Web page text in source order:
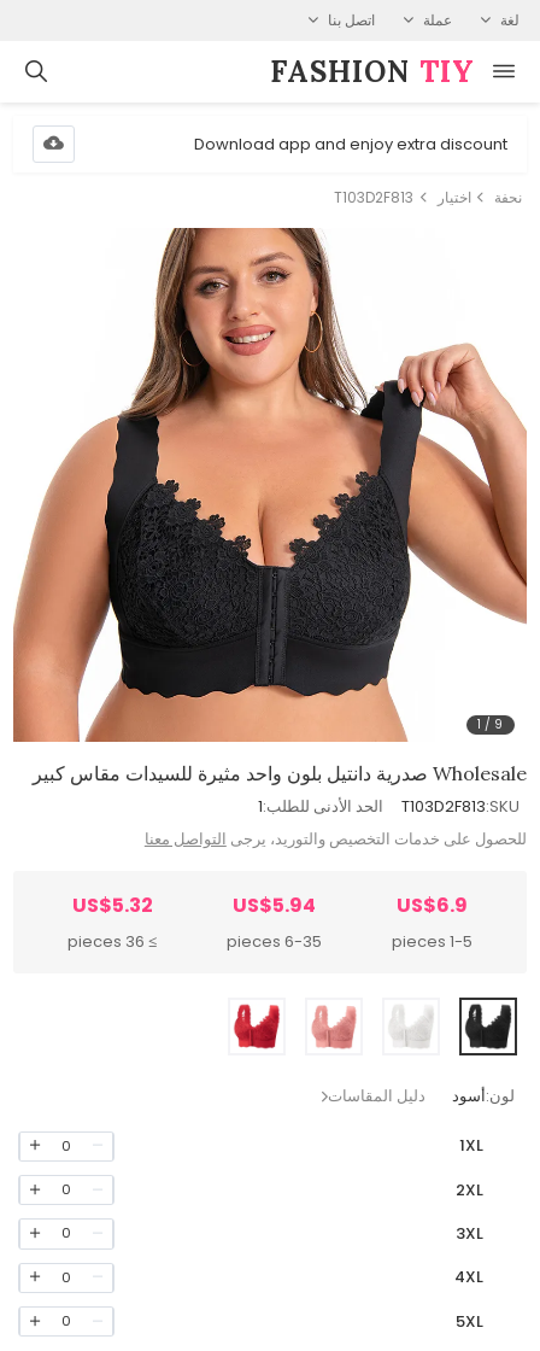
لغة عملة اتصل بنا
FASHION⁠ TIY
Download app and enjoy extra discount
نحفة اختيار T103D2F813
1 / 9
Wholesale صدرية دانتيل بلون واحد مثيرة للسيدات مقاس كبير
SKU:
T103D2F813 الحد الأدنى للطلب:1
للحصول على خدمات التخصيص والتوريد، يرجى التواصل معنا
US$6.9
1-5 pieces
US$5.94
6-35 pieces
US$5.32
≥ 36 pieces
لون:أسود دليل المقاسات
1XL
0
2XL
0
3XL
0
4XL
0
5XL
0